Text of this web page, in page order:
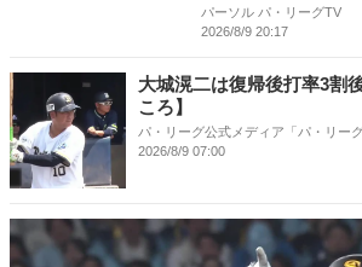
パーソル パ・リーグTV
2026/8/9 20:17
大城滉二は復帰後打率3割
ころ】
パ・リーグ公式メディア「パ・リー
2026/8/9 07:00